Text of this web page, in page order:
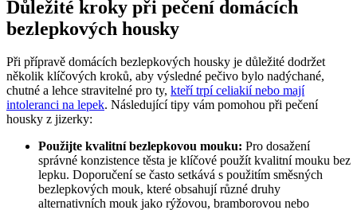
Důležité kroky při pečení domácích
bezlepkových housky
Při přípravě domácích bezlepkových housky je důležité dodržet
několik klíčových kroků, aby výsledné pečivo bylo nadýchané,
chutné a lehce stravitelné pro ty, kteří trpí celiakií nebo mají
intoleranci na lepek. Následující tipy vám pomohou při pečení
housky z jizerky:
Použijte kvalitní bezlepkovou mouku: Pro dosažení
správné konzistence těsta je klíčové použít kvalitní mouku bez
lepku. Doporučení se často setkává s použitím směsných
bezlepkových mouk, které obsahují různé druhy
alternativních mouk jako rýžovou, bramborovou nebo